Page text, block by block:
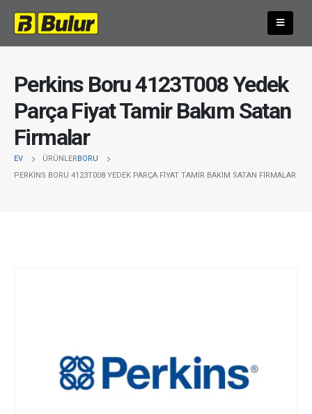
Perkins Boru 4123T008 Yedek
Parça Fiyat Tamir Bakım Satan
Firmalar
EV ÜRÜNLERBORU
PERKINS BORU 4123T008 YEDEK PARÇA FIYAT TAMIR BAKIM SATAN FIRMALAR